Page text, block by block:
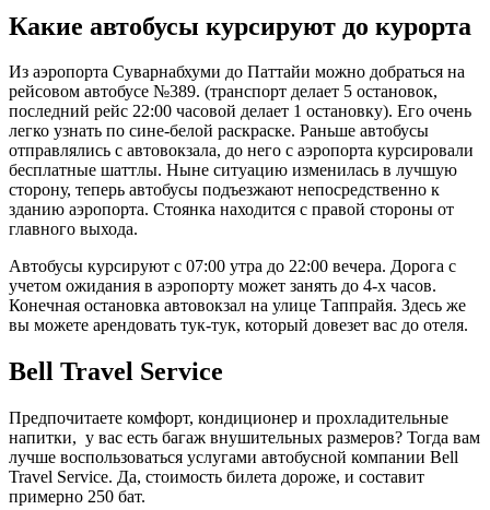
Какие автобусы курсируют до курорта
Из аэропорта Суварнабхуми до Паттайи можно добраться на
рейсовом автобусе №389. (транспорт делает 5 остановок,
последний рейс 22:00 часовой делает 1 остановку). Его очень
легко узнать по сине-белой раскраске. Раньше автобусы
отправлялись с автовокзала, до него с аэропорта курсировали
бесплатные шаттлы. Ныне ситуацию изменилась в лучшую
сторону, теперь автобусы подъезжают непосредственно к
зданию аэропорта. Стоянка находится с правой стороны от
главного выхода.
Автобусы курсируют с 07:00 утра до 22:00 вечера. Дорога с
учетом ожидания в аэропорту может занять до 4-х часов.
Конечная остановка автовокзал на улице Таппрайя. Здесь же
вы можете арендовать тук-тук, который довезет вас до отеля.
Bell Travel Service
Предпочитаете комфорт, кондиционер и прохладительные
напитки, у вас есть багаж внушительных размеров? Тогда вам
лучше воспользоваться услугами автобусной компании Bell
Travel Service. Да, стоимость билета дороже, и составит
примерно 250 бат.